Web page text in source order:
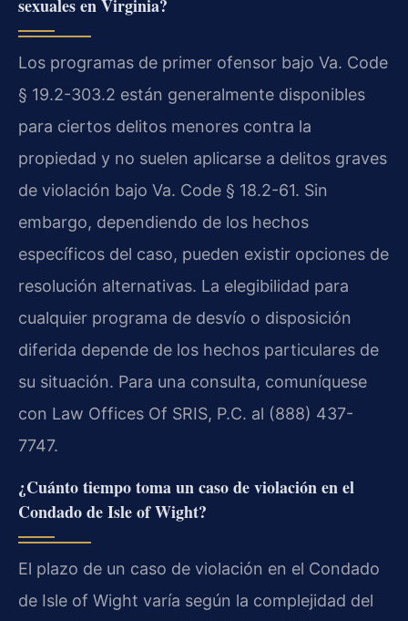
sexuales en Virginia?
Los programas de primer ofensor bajo Va. Code
§ 19.2-303.2 están generalmente disponibles
para ciertos delitos menores contra la
propiedad y no suelen aplicarse a delitos graves
de violación bajo Va. Code § 18.2-61. Sin
embargo, dependiendo de los hechos
específicos del caso, pueden existir opciones de
resolución alternativas. La elegibilidad para
cualquier programa de desvío o disposición
diferida depende de los hechos particulares de
su situación. Para una consulta, comuníquese
con Law Offices Of SRIS, P.C. al (888) 437-
7747.
¿Cuánto tiempo toma un caso de violación en el
Condado de Isle of Wight?
El plazo de un caso de violación en el Condado
de Isle of Wight varía según la complejidad del